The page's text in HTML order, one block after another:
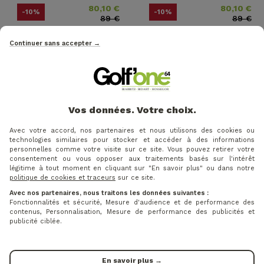
-10% Price80,10 €
Regular price
89 €
SHORT UK PLAYER 9 ROSE
-10% Price80,10 €
Regular price
89 €
-10% 76,50 €
Continuer sans accepter →
Vos données. Votre choix.
Avec votre accord, nos partenaires et nous utilisons des cookies ou
technologies similaires pour stocker et accéder à des informations
personnelles comme votre visite sur ce site. Vous pouvez retirer votre
consentement ou vous opposer aux traitements basés sur l'intérêt
légitime à tout moment en cliquant sur "En savoir plus" ou dans notre
politique de cookies et traceurs sur ce site.
Avec nos partenaires, nous traitons les données suivantes :
Fonctionnalités et sécurité, Mesure d'audience et de performance des
contenus, Personnalisation, Mesure de performance des publicités et
publicité ciblée.
En savoir plus →